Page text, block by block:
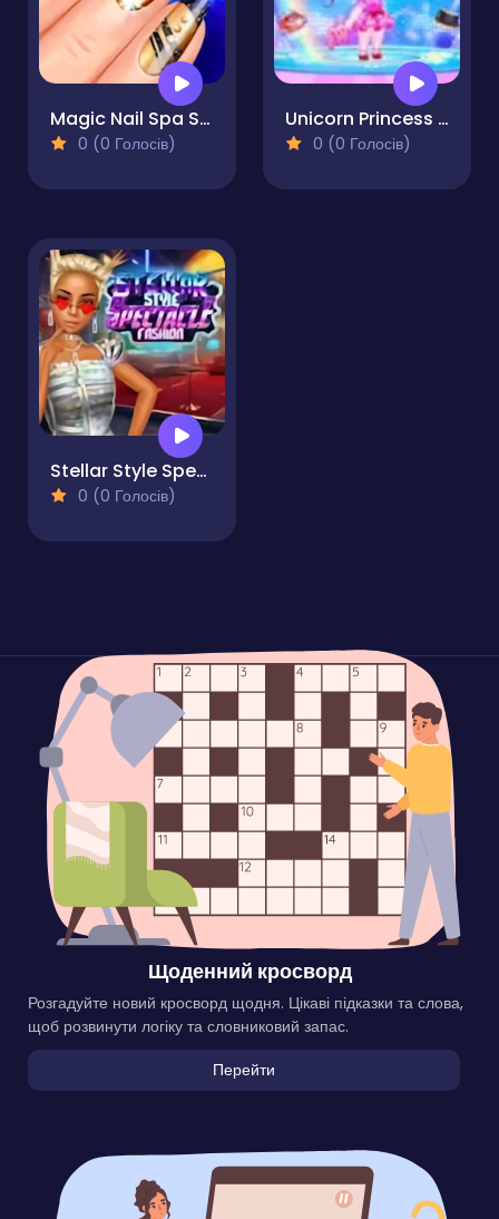
Magic Nail Spa Salon
0 (0 Голосів)
Unicorn Princess Dress Up
0 (0 Голосів)
Stellar Style Spectacle Fashion
0 (0 Голосів)
Щоденний кросворд
Розгадуйте новий кросворд щодня. Цікаві підказки та слова,
щоб розвинути логіку та словниковий запас.
Перейти